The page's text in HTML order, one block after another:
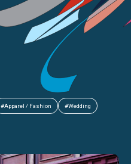
#Apparel / Fashion #Wedding